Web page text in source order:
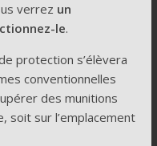
verrez un
le.
protection s’élèvera
conventionnelles
des munitions
soit sur l’emplacement